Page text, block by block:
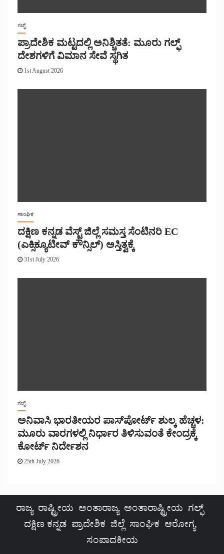
ಗಲ್ಫ್
ಪ್ರಾದೇಶಿಕ ಮಟ್ಟದಲ್ಲಿ ಅನಿಶ್ಚಿತತೆ: ಮೂರು ಗಲ್ಫ್
ದೇಶಗಳಿಗೆ ವಿಮಾನ ಸೇವೆ ಸ್ಥಗಿತ
1st August 2026
ಸಾಂಘಿಕ
ದಕ್ಷಿಣ ಕನ್ನಡ ವೆಸ್ಟ್ ಜಿಲ್ಲೆ ಸಮಸ್ತ ಸೆಂಟಿನರಿ EC
(ಎಕ್ಸಿಕ್ಯೂಟೀವ್ ಕೌನ್ಸಿಲ್) ಅಸ್ತಿತ್ವಕ್ಕೆ
31st July 2026
ಗಲ್ಫ್
ಅನಿವಾಸಿ ಭಾರತೀಯರ ಪಾಸ್‌ಪೋರ್ಟ್ ಶುಲ್ಕ ಹೆಚ್ಚಳ:
ಮೂರು ವಾರಗಳಲ್ಲಿ ನಿರ್ಧಾರ ತಿಳಿಸುವಂತೆ ಕೇಂದ್ರಕ್ಕೆ
ಕೋರ್ಟ್ ನಿರ್ದೇಶನ
25th July 2026
ರಾಜ್ಯ ರಾಷ್ಟ್ರೀಯ ಅಂತಾರಾಜ್ಯ ಅಂತಾರಾಷ್ಟ್ರೀಯ ಗಲ್ಫ್
ದಕ್ಷಿಣ ಕನ್ನಡ ಪ್ರಾದೇಶಿಕ ಜಿಲ್ಲೆ ಸಾಂಘಿಕ ಆರೋಗ್ಯ
ಸಂಪಾದಕೀಯ